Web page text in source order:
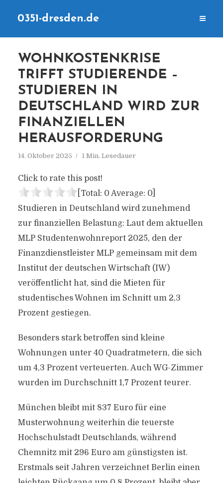
0351-dresden.de
WOHNKOSTENKRISE
TRIFFT STUDIERENDE –
STUDIEREN IN
DEUTSCHLAND WIRD ZUR
FINANZIELLEN
HERAUSFORDERUNG
14. Oktober 2025 1 Min. Lesedauer
Click to rate this post!
[Total: 0 Average: 0]
Studieren in Deutschland wird zunehmend
zur finanziellen Belastung: Laut dem aktuellen
MLP Studentenwohnreport 2025, den der
Finanzdienstleister MLP gemeinsam mit dem
Institut der deutschen Wirtschaft (IW)
veröffentlicht hat, sind die Mieten für
studentisches Wohnen im Schnitt um 2,3
Prozent gestiegen.
Besonders stark betroffen sind kleine
Wohnungen unter 40 Quadratmetern, die sich
um 4,3 Prozent verteuerten. Auch WG-Zimmer
wurden im Durchschnitt 1,7 Prozent teurer.
München bleibt mit 837 Euro für eine
Musterwohnung weiterhin die teuerste
Hochschulstadt Deutschlands, während
Chemnitz mit 296 Euro am günstigsten ist.
Erstmals seit Jahren verzeichnet Berlin einen